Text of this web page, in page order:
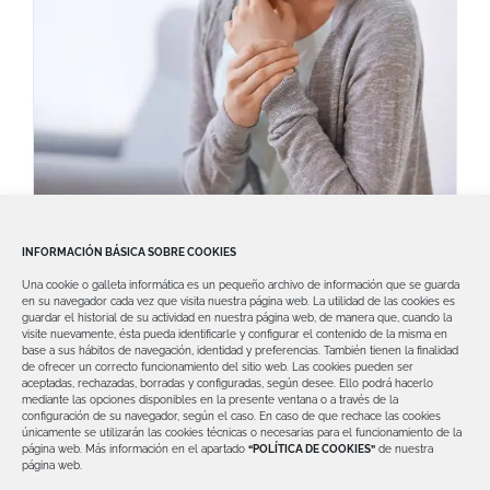
INFORMACIÓN BÁSICA SOBRE COOKIES
Una cookie o galleta informática es un pequeño archivo de información que se guarda
en su navegador cada vez que visita nuestra página web.
La utilidad de las cookies es
guardar el historial de su actividad en nuestra página web, de manera que, cuando la
visite nuevamente, ésta pueda identificarle y configurar el contenido de la misma en
base a sus hábitos de navegación, identidad y preferencias. También tienen la finalidad
de ofrecer un correcto funcionamiento del sitio web.
Las cookies pueden ser
aceptadas, rechazadas, borradas y configuradas, según desee. Ello podrá hacerlo
mediante las opciones disponibles en la presente ventana o a través de la
configuración de su navegador, según el caso. En caso de que rechace las cookies
únicamente se utilizarán las cookies técnicas o necesarias para el funcionamiento de la
página web. Más información en el apartado “POLÍTICA DE COOKIES” de nuestra
página web.
Enfermedades reumáticas y salud
Por si no lo sabías, existe una sólida
relación entre las enfermedades reumáticas